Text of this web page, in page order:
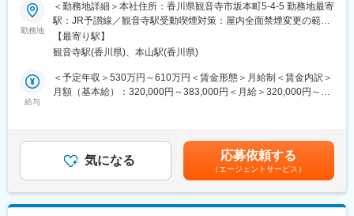
電や、特定規模電気事業者（PPS）への登録など、時代に合わせ
た事業展開を行っています。
◇エネルギーを取り巻く環境が大きく変化する中、当社はその変
化を好機と捉え、真の『エネルギーソリューション』に進化すべ
ています。
■業務内容：
◇マーケティング全般のディレクションをお任せします。
◇現在進行中「リブランディング」プロジェクトに参加し、また
全社および各事業のマーケティング戦略から実行、効果測定まで
一貫して担当します。
◇今後、当社にて行う、新規事業や新規店舗の開発においても、
◇各種マーケティング施策（Webマーケティングから店舗開
発、、SNS運用、チラシ作成）
◇既存事業のデジタル化推進（CRM、SFA）
勤務地
＜勤務地詳細＞本社住所：香川県観音寺市坂本町5-4-5 勤務地最寄
駅：JR予讃線／観音寺駅受動喫煙対策：屋内全面禁煙変更の範
囲：会社の定める事業所（リモートワーク含む）
【最寄り駅】
観音寺駅(香川県)、本山駅(香川県)
給与
＜予定年収＞530万円～610万円＜賃金形態＞月給制＜賃金内訳＞
月額（基本給）：320,000円～383,000円＜月給＞320,000円～
金額であり、選考を通じて上下する可能性があります。月給(月額)
は固定手当を含めた表記です。
気になる 応募依頼する
（エージェントサービス）